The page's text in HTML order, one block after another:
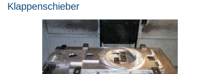
Klappenschieber